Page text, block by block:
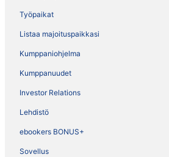
Työpaikat
Listaa majoituspaikkasi
Kumppaniohjelma
Kumppanuudet
Investor Relations
Lehdistö
ebookers BONUS+
Sovellus